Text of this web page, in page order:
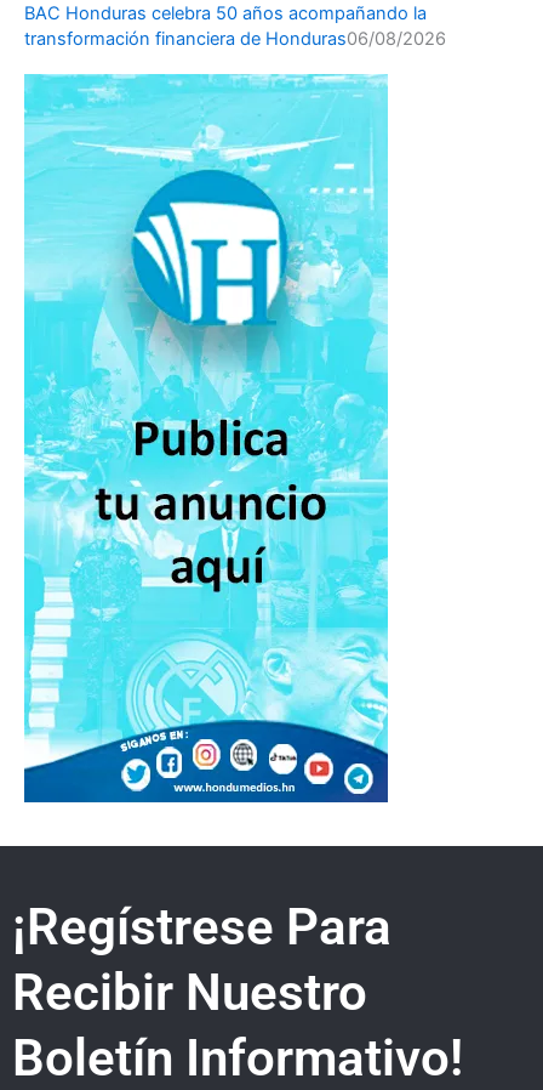
BAC Honduras celebra 50 años acompañando la
transformación financiera de Honduras06/08/2026
¡Regístrese Para
Recibir Nuestro
Boletín Informativo!